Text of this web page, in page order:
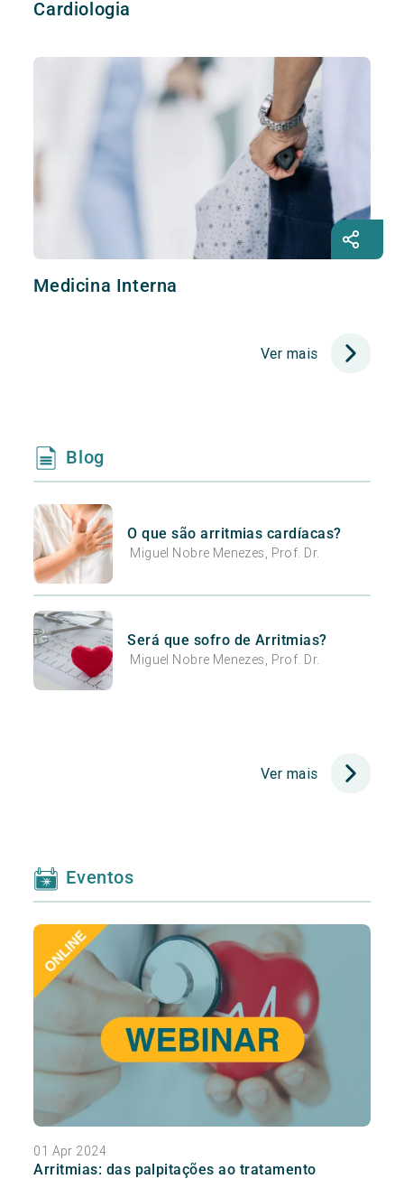
Cardiologia
Medicina Interna
Ver mais
Blog
O que são arritmias cardíacas?
Miguel Nobre Menezes, Prof. Dr.
Será que sofro de Arritmias?
Miguel Nobre Menezes, Prof. Dr.
Ver mais
Eventos
01 Apr 2024
Arritmias: das palpitações ao tratamento